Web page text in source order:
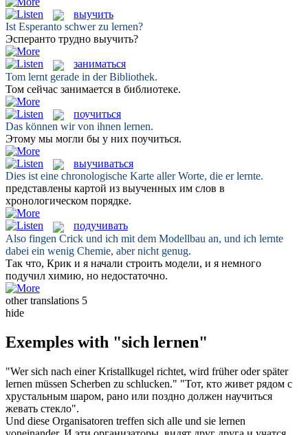
выучить
Ist Esperanto schwer zu lernen?
Эсперанто трудно выучить?
заниматься
Tom lernt gerade in der Bibliothek.
Том сейчас занимается в библиотеке.
поучиться
Das können wir von ihnen lernen.
Этому мы могли бы у них поучиться.
выучиваться
Dies ist eine chronologische Karte aller Worte, die erlernte.
представлены картой из выученных им слов в
хронологическом порядке.
подучивать
Also fingen Crick und ich mit dem Modellbau an, und ich lernte
dabei ein wenig Chemie, aber nicht genug.
Так что, Крик и я начали строить модели, и я немного
подучил химию, но недостаточно.
other translations 5
hide
Exemples with "sich lernen"
"Wersich nach einer Kristallkugel richtet, wird früher oder später
lernen müssen Scherben zu schlucken." "Тот, кто живет рядом с
хрустальным шаром, рано или поздно должен научиться
жевать стекло".
Und diese Organisatoren treffen sich alle und sie lernen